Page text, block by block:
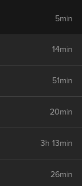
5min
14min
51min
20min
3h 13min
26min